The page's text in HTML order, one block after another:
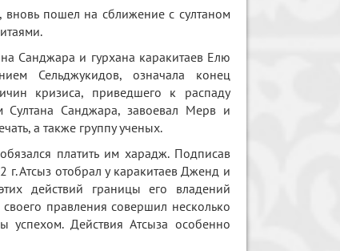
вновь пошел на сближение с султаном
Санджара и гурхана каракитаев Елю
Сельджукидов, означала конец
кризиса, приведшего к распаду
Султана Санджара, завоевал Мерв и
а также группу ученых.
платить им харадж. Подписав
г. Атсыз отобрал у каракитаев Дженд и
действий границы его владений
правления совершил несколько
Действия Атсыза особенно